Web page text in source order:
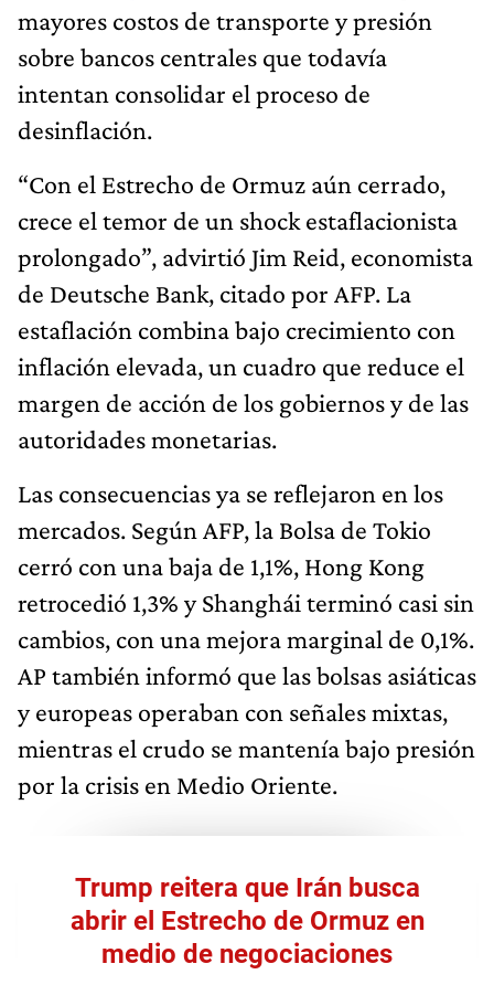
mayores costos de transporte y presión
sobre bancos centrales que todavía
intentan consolidar el proceso de
desinflación.
“Con el Estrecho de Ormuz aún cerrado,
crece el temor de un shock estaflacionista
prolongado”, advirtió Jim Reid, economista
de Deutsche Bank, citado por AFP. La
estaflación combina bajo crecimiento con
inflación elevada, un cuadro que reduce el
margen de acción de los gobiernos y de las
autoridades monetarias.
Las consecuencias ya se reflejaron en los
mercados. Según AFP, la Bolsa de Tokio
cerró con una baja de 1,1%, Hong Kong
retrocedió 1,3% y Shanghái terminó casi sin
cambios, con una mejora marginal de 0,1%.
AP también informó que las bolsas asiáticas
y europeas operaban con señales mixtas,
mientras el crudo se mantenía bajo presión
por la crisis en Medio Oriente.
Trump reitera que Irán busca
abrir el Estrecho de Ormuz en
medio de negociaciones